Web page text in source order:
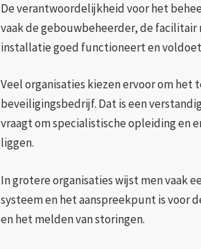
De verantwoordelijkheid voor het
vaak de gebouwbeheerder, de
installatie goed functioneert en
Veel organisaties kiezen ervoor om het
beveiligingsbedrijf. Dat is een
vraagt om specialistische opleiding en
liggen.
In grotere organisaties wijst men vaak
systeem en het aanspreekpunt is voor
en het melden van storingen.